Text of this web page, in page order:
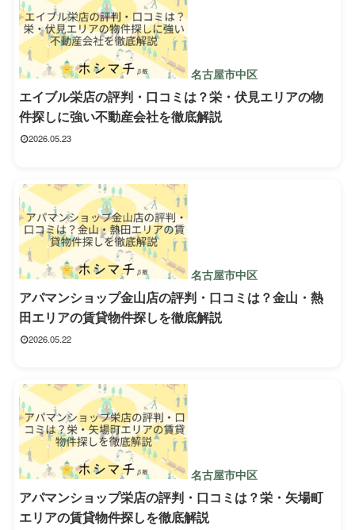
名古屋市中区
エイブル栄店の評判・口コミは？栄・伏見エリアの物
件探しに強い不動産会社を徹底解説
2026.05.23
名古屋市中区
アパマンショップ金山店の評判・口コミは？金山・熱
田エリアの賃貸物件探しを徹底解説
2026.05.22
名古屋市中区
アパマンショップ栄店の評判・口コミは？栄・矢場町
エリアの賃貸物件探しを徹底解説